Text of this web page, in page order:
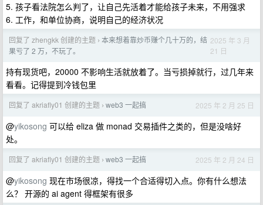
5. 孩子看法院怎么判了，让自己先活着才能给孩子未来，不用强求
6. 工作，和单位协商，说明自己的经济状况
回复了 zhengkk 创建的主题 › 本来想着靠炒币赚个几十万的，结
果亏了 2 万，不玩了。
2025 年 3 月
21 日
持有现货吧，20000 不影响生活就放着了。当亏损掉就行，过几年来
看看。记得提到冷钱包里
回复了 akriafly01 创建的主题 › web3 一起搞 2025 年 2 月 25 日
@yikosong 可以给 eliza 做 monad 交易插件之类的，但是没啥好
处。
回复了 akriafly01 创建的主题 › web3 一起搞 2025 年 2 月 24 日
@yikosong 现在市场很凉，得找一个合适得切入点。你有什么想法
么？ 开源的 ai agent 得框架有很多